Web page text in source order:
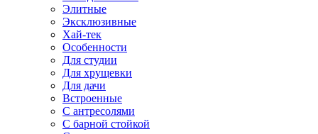
Элитные
Эксклюзивные
Хай-тек
Особенности
Для студии
Для хрущевки
Для дачи
Встроенные
С антресолями
С барной стойкой